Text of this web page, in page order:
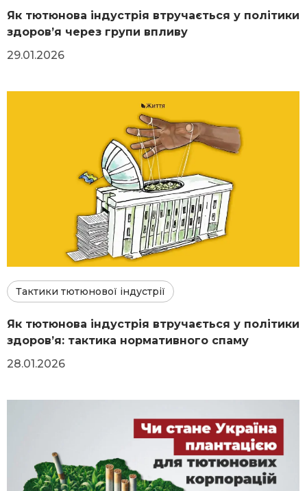
Як тютюнова індустрія втручається у політики
здоров’я через групи впливу
29.01.2026
Тактики тютюнової індустрії
Як тютюнова індустрія втручається у політики
здоровʼя: тактика нормативного спаму
28.01.2026